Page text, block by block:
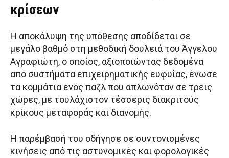
κρίσεων
Η αποκάλυψη της υπόθεσης αποδίδεται σε
μεγάλο βαθμό στη μεθοδική δουλειά του Άγγελου
Αγραφιώτη, ο οποίος, αξιοποιώντας δεδομένα
από συστήματα επιχειρηματικής ευφυΐας, ένωσε
τα κομμάτια ενός παζλ που απλωνόταν σε τρεις
χώρες, με τουλάχιστον τέσσερις διακριτούς
κρίκους μεταφοράς και διανομής.
Η παρέμβασή του οδήγησε σε συντονισμένες
κινήσεις από τις αστυνομικές και φορολογικές